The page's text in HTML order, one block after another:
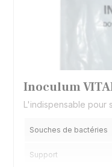
Inoculum
L'indispensable pour
Souches de bactéries
Support